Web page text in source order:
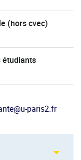
(hors cvec)
étudiants
paris2.fr